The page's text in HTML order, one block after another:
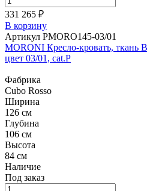
331 265 ₽
В корзину
Артикул PMORO145-03/01
MORONI Кресло-кровать,
цвет 03/01, cat.P
Фабрика
Cubo Rosso
Ширина
126 см
Глубина
106 см
Высота
84 см
Наличие
Под заказ